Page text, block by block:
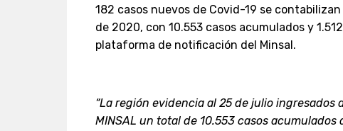
182 casos nuevos de Covid-19 se
de 2020, con 10.553 casos acumulados y
plataforma de notificación del Minsal.
“La región evidencia al 25 de julio
MINSAL un total de 10.553 casos